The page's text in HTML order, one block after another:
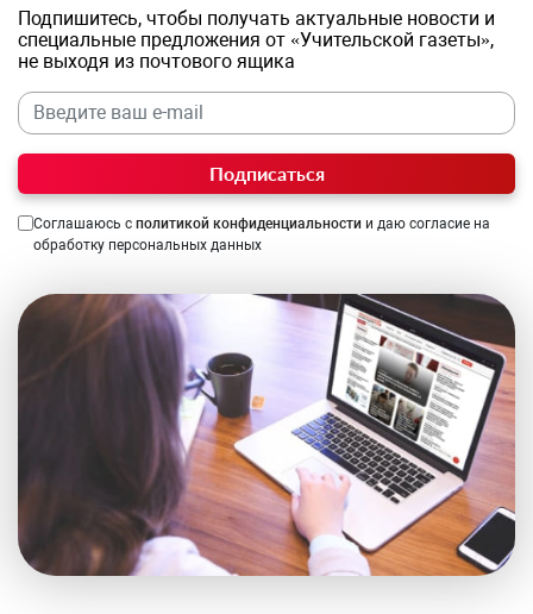
Подпишитесь, чтобы получать актуальные новости и
специальные предложения от «Учительской газеты»,
не выходя из почтового ящика
Подписаться
Соглашаюсь с политикой конфиденциальности и даю согласие на
обработку персональных данных